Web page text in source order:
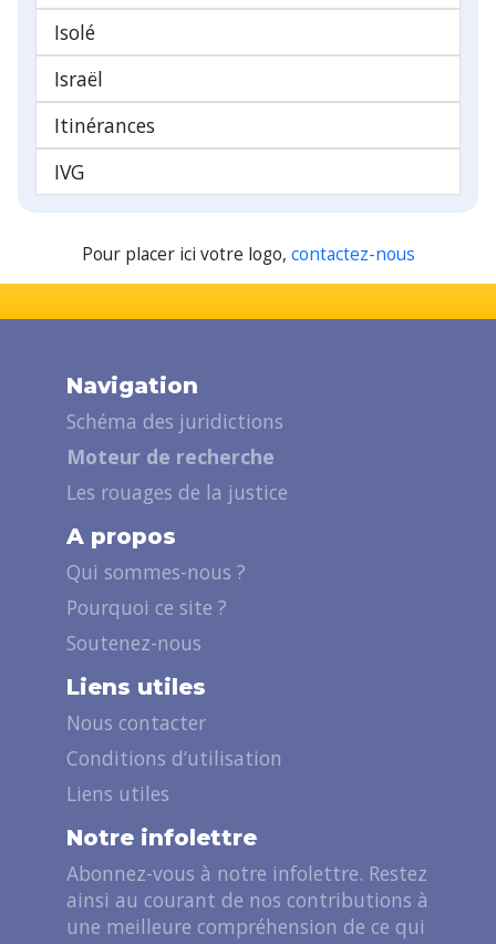
Isolé
Israël
Itinérances
IVG
Pour placer ici votre logo, contactez-nous
Navigation
Schéma des juridictions
Moteur de recherche
Les rouages de la justice
A propos
Qui sommes-nous ?
Pourquoi ce site ?
Soutenez-nous
Liens utiles
Nous contacter
Conditions d’utilisation
Liens utiles
Notre infolettre
Abonnez-vous à notre infolettre. Restez
ainsi au courant de nos contributions à
une meilleure compréhension de ce qui